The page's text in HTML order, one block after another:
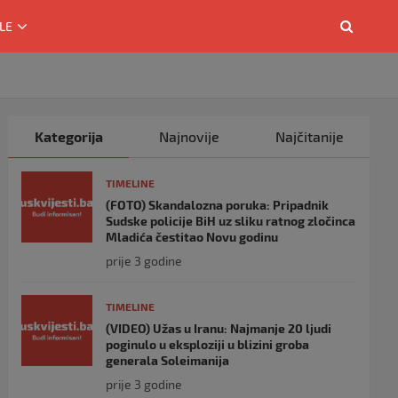
Kategorija Najnovije Najčitanije
TIMELINE
(FOTO) Skandalozna poruka: Pripadnik
Sudske policije BiH uz sliku ratnog zločinca
Mladića čestitao Novu godinu
prije 3 godine
TIMELINE
(VIDEO) Užas u Iranu: Najmanje 20 ljudi
poginulo u eksploziji u blizini groba
generala Soleimanija
prije 3 godine